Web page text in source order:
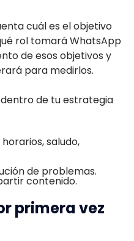
cuál es el objetivo
rol tomará WhatsApp
de esos objetivos y
para medirlos.
de tu estrategia
saludo,
de problemas.
contenido.
primera vez